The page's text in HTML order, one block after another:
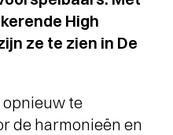
High
ze te zien in De
opnieuw te
de harmonieën en